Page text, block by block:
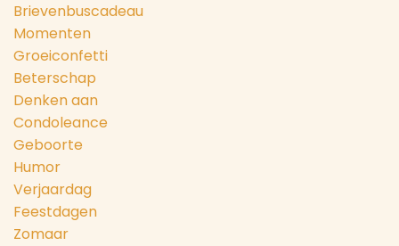
Brievenbuscadeau
Momenten
Groeiconfetti
Beterschap
Denken aan
Condoleance
Geboorte
Humor
Verjaardag
Feestdagen
Zomaar